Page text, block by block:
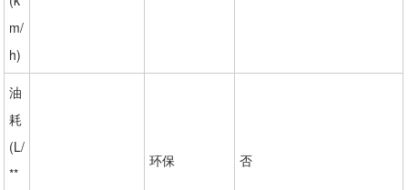
m/
h)
油
耗
(L/
**
环保 否